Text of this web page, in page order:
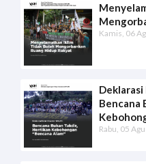
Kamis, 06
Deklarasi
Bencana
Rabu, 05